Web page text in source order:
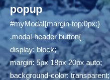
popup
#myModal{margin-top:0px;}
.modal-header button{
display: block;
margin: 5px 18px 20px auto;
background-color: transparent;